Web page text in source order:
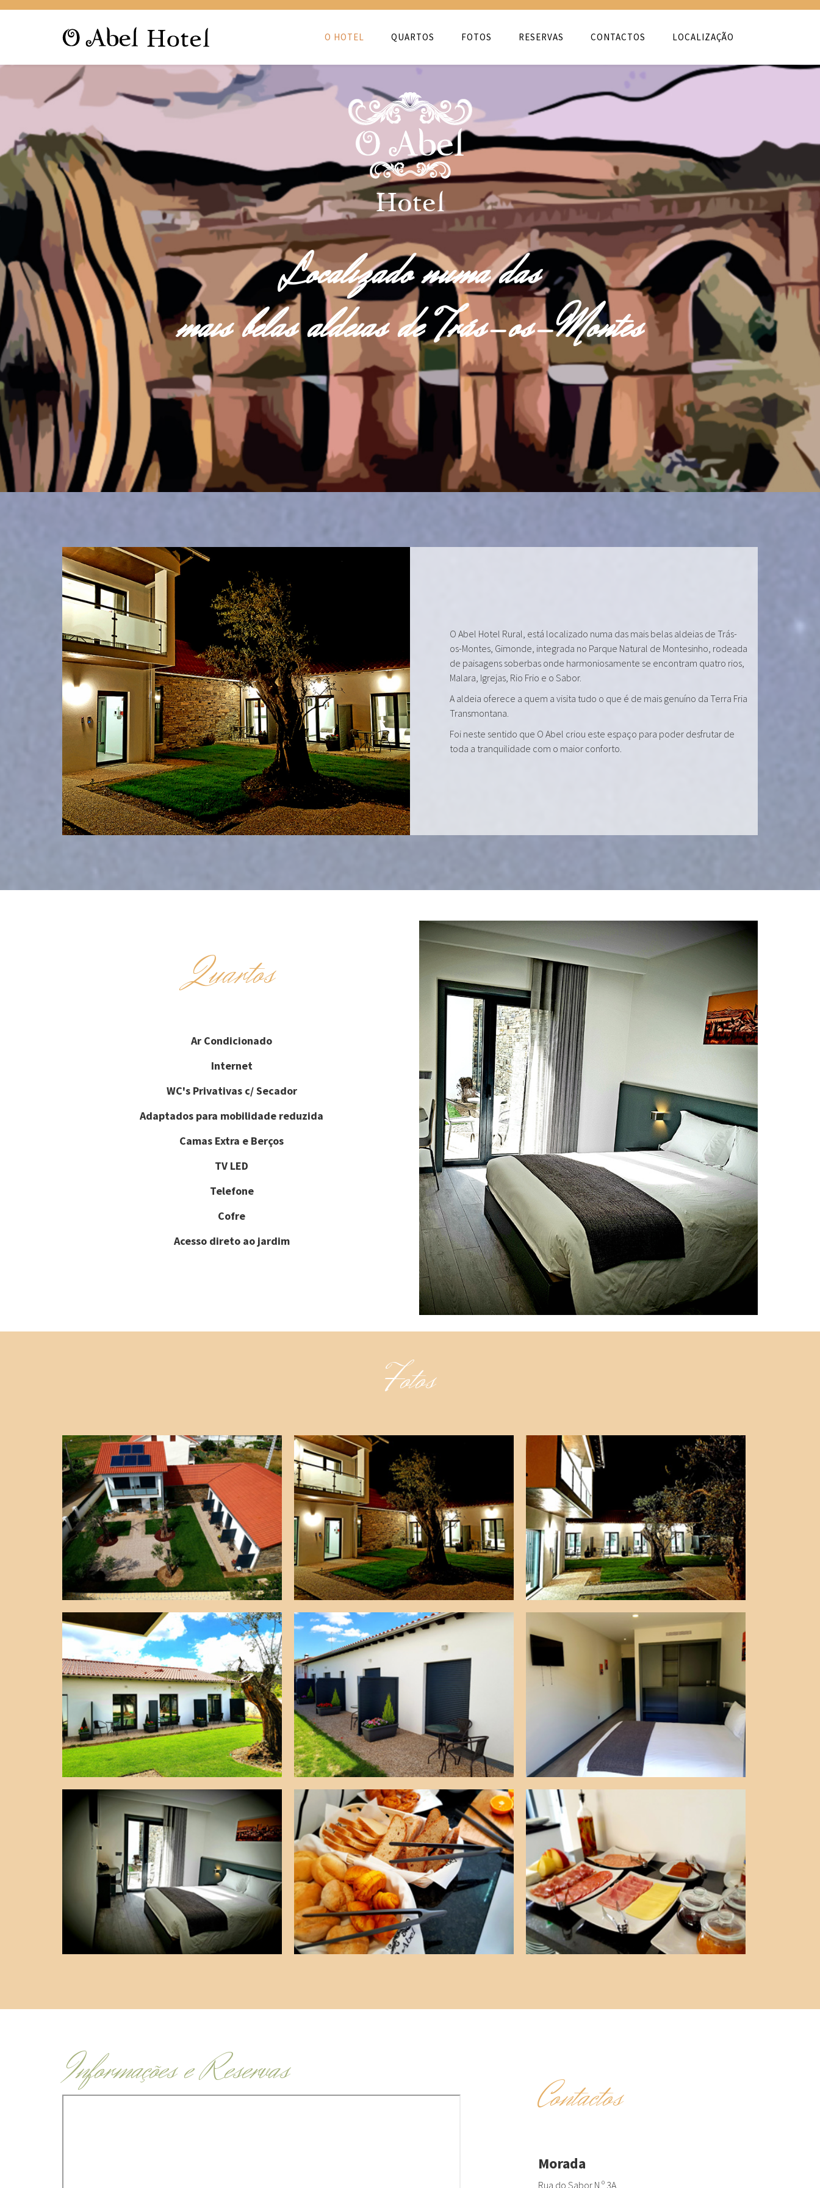
O HOTEL QUARTOS FOTOS RESERVAS CONTACTOS LOCALIZAÇÃO
Localizado numa das
mais belas aldeias de Trás-os-Montes
O Abel Hotel Rural, está localizado numa das mais belas aldeias de Trás-
os-Montes, Gimonde, integrada no Parque Natural de Montesinho, rodeada
de paisagens soberbas onde harmoniosamente se encontram quatro rios,
Malara, Igrejas, Rio Frio e o Sabor.
A aldeia oferece a quem a visita tudo o que é de mais genuíno da Terra Fria
Transmontana.
Foi neste sentido que O Abel criou este espaço para poder desfrutar de
toda a tranquilidade com o maior conforto.
Quartos
Ar Condicionado
Internet
WC's Privativas c/ Secador
Adaptados para mobilidade reduzida
Camas Extra e Berços
TV LED
Telefone
Cofre
Acesso direto ao jardim
Fotos
Informações e Reservas
Contactos
Morada
Rua do Sabor N.º 3A